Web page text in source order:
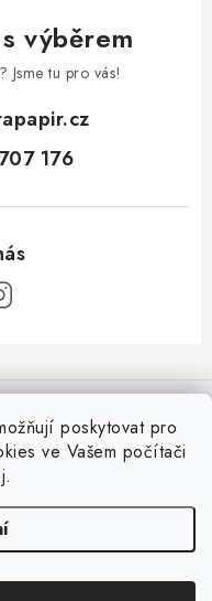
poskytovat pro
ve Vašem počítači
.
výběrem
Jsme tu pro vás!
176
vyhrazena.Upravit nastavení